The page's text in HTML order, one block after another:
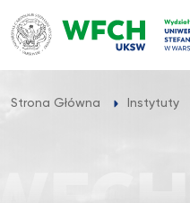
Przejdź
do
treści
Strona Główna Instytuty